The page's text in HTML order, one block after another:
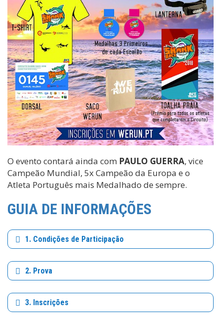
O evento contará ainda com PAULO GUERRA, vice
Campeão Mundial, 5x Campeão da Europa e o
Atleta Português mais Medalhado de sempre.
GUIA DE INFORMAÇÕES
1. Condições de Participação
2. Prova
3. Inscrições